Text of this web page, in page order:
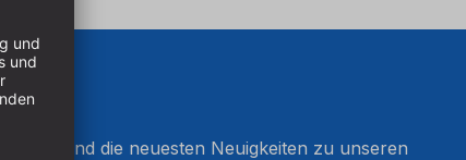
und die neuesten Neuigkeiten zu unseren